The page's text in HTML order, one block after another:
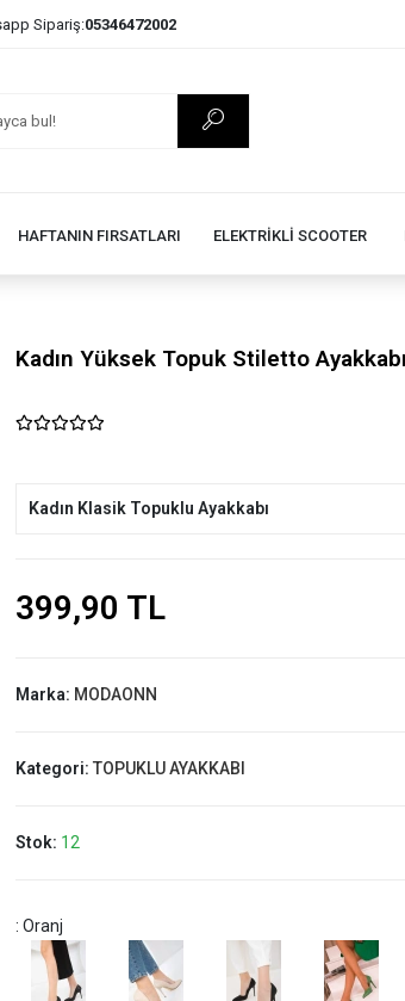
Sipariş:05346472002
HAFTANIN FIRSATLARI ELEKTRİKLİ SCOOTER
Kadın Yüksek Topuk Stiletto Ayakkabı
Kadın Klasik Topuklu Ayakkabı
399,90 TL
Marka: MODAONN
Kategori: TOPUKLU AYAKKABI
Stok: 12
: Oranj